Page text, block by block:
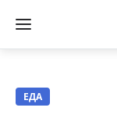
ЕДА